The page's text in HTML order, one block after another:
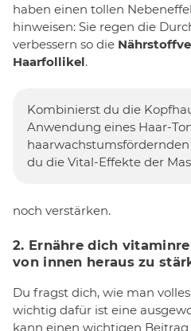
haben einen tollen
hinweisen: Sie regen die
verbessern so die
Haarfollikel.
Kombinierst du die
Anwendung eines Haar-
du die Vital-Effekte der
noch verstärken.
2. Ernähre dich
von innen heraus zu
Du fragst dich, wie man
wichtig dafür ist eine
kann einen wichtigen